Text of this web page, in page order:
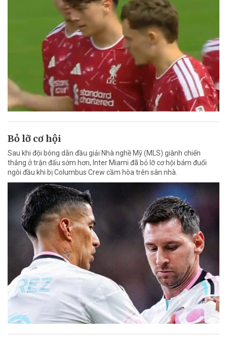
Bỏ lỡ cơ hội
Sau khi đội bóng dẫn đầu giải Nhà nghề Mỹ (MLS) giành chiến
thắng ở trận đấu sớm hơn, Inter Miami đã bỏ lỡ cơ hội bám đuổi
ngôi đầu khi bị Columbus Crew cầm hòa trên sân nhà.